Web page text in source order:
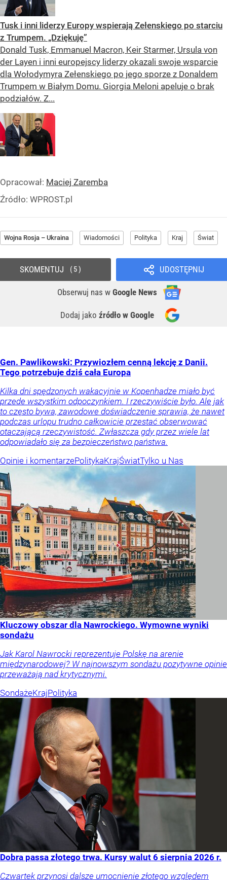
Tusk i inni liderzy Europy wspierają Zełenskiego po starciu
z Trumpem. „Dziękuję”
Donald Tusk, Emmanuel Macron, Keir Starmer, Ursula von
der Layen i inni europejscy liderzy okazali swoje wsparcie
dla Wołodymyra Zełenskiego po jego sporze z Donaldem
Trumpem w Białym Domu. Giorgia Meloni apeluje o brak
podziałów. Z...
Opracował: Maciej Zaremba
Źródło: WPROST.pl
Wojna Rosja – Ukraina Wiadomości Polityka Kraj Świat
UDOSTĘPNIJ
Obserwuj nas w Google News
Dodaj jako źródło w Google
SKOMENTUJ 5
Gen. Pawlikowski: Przywiozłem cenną lekcję z Danii.
Tego potrzebuje dziś cała Europa
Kilka dni spędzonych wakacyjnie w Kopenhadze miało być
przede wszystkim odpoczynkiem. I rzeczywiście było. Ale jak
to często bywa, zawodowe doświadczenie sprawia, że nawet
podczas urlopu trudno całkowicie przestać obserwować
otaczającą rzeczywistość. Zwłaszcza gdy przez wiele lat
odpowiadało się za bezpieczeństwo państwa.
Opinie i komentarzePolitykaKrajŚwiatTylko u Nas
Kluczowy obszar dla Nawrockiego. Wymowne wyniki
sondażu
Jak Karol Nawrocki reprezentuje Polskę na arenie
międzynarodowej? W najnowszym sondażu pozytywne opinie
przeważają nad krytycznymi.
SondażeKrajPolityka
Dobra passa złotego trwa. Kursy walut 6 sierpnia 2026 r.
Czwartek przynosi dalsze umocnienie złotego względem